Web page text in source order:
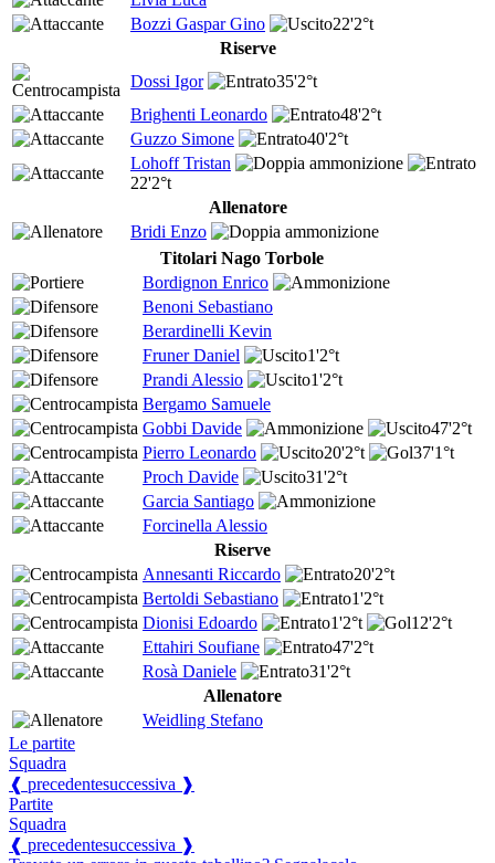
Bozzi Gaspar Gino
22'2°t
Riserve
Dossi Igor
35'2°t
Brighenti Leonardo
48'2°t
Guzzo Simone
40'2°t
Lohoff Tristan
22'2°t
Allenatore
Bridi Enzo
Titolari Nago Torbole
Bordignon Enrico
Benoni Sebastiano
Berardinelli Kevin
Fruner Daniel
1'2°t
Prandi Alessio
1'2°t
Bergamo Samuele
Gobbi Davide
47'2°t
Pierro Leonardo
20'2°t 37'1°t
Proch Davide
31'2°t
Garcia Santiago
Forcinella Alessio
Riserve
Annesanti Riccardo
20'2°t
Bertoldi Sebastiano
1'2°t
Dionisi Edoardo
1'2°t 12'2°t
Ettahiri Soufiane
47'2°t
Rosà Daniele
31'2°t
Allenatore
Weidling Stefano
Le partite
Squadra
❰ precedentesuccessiva ❱
Partite
Squadra
❰ precedentesuccessiva ❱